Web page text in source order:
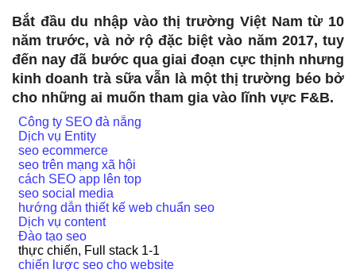
Bắt đầu du nhập vào thị trường Việt Nam từ 10
năm trước, và nở rộ đặc biệt vào năm 2017, tuy
đến nay đã bước qua giai đoạn cực thịnh nhưng
kinh doanh trà sữa vẫn là một thị trường béo bở
cho những ai muốn tham gia vào lĩnh vực F&B.
Công ty SEO đà nẵng
Dịch vụ Entity
seo ecommerce
seo trên mạng xã hội
cách SEO app lên top
seo social media
hướng dẫn thiết kế web chuẩn seo
Dịch vụ content
Đào tạo seo
thực chiến, Full stack 1-1
chiến lược seo cho website